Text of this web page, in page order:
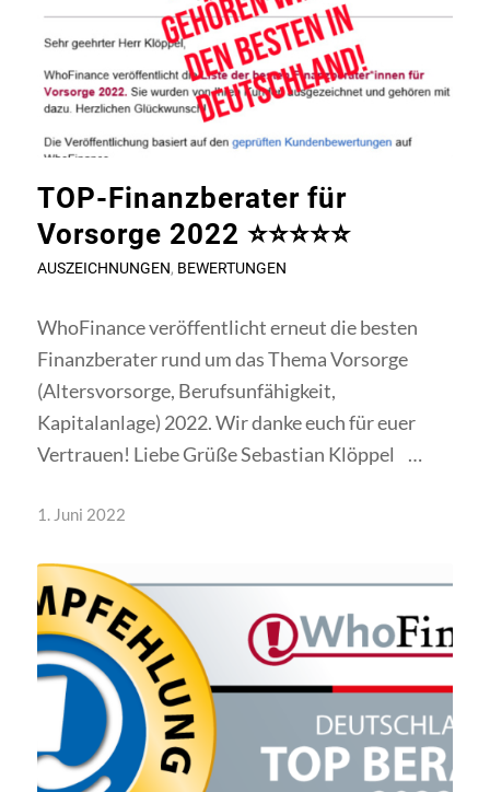
TOP-Finanzberater für
Vorsorge 2022 ⭐⭐⭐⭐⭐
AUSZEICHNUNGEN, BEWERTUNGEN
WhoFinance veröffentlicht erneut die besten
Finanzberater rund um das Thema Vorsorge
(Altersvorsorge, Berufsunfähigkeit,
Kapitalanlage) 2022. Wir danke euch für euer
Vertrauen! Liebe Grüße Sebastian Klöppel …
1. Juni 2022